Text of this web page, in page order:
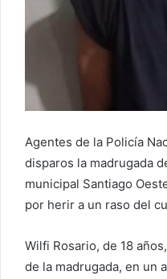
Agentes de la Policía
disparos la madrugada
municipal Santiago
por herir a un raso del
Wilfi Rosario, de 18
de la madrugada, en un